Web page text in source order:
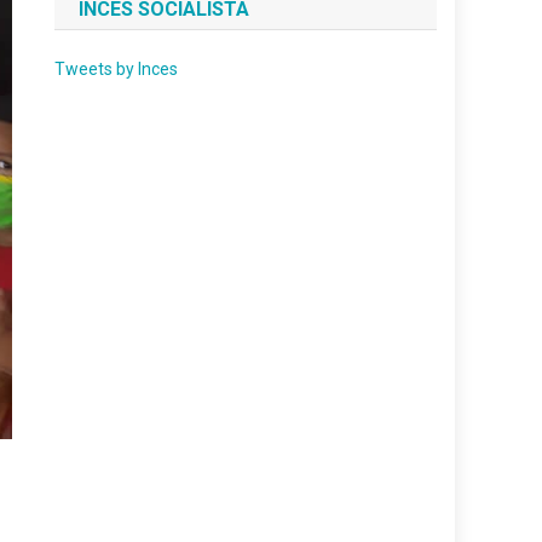
INCES SOCIALISTA
Tweets by Inces